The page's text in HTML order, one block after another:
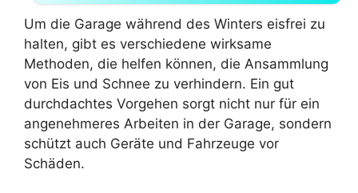
Um die Garage während des Winters eisfrei zu
halten, gibt es verschiedene wirksame
Methoden, die helfen können, die Ansammlung
von Eis und Schnee zu verhindern. Ein gut
durchdachtes Vorgehen sorgt nicht nur für ein
angenehmeres Arbeiten in der Garage, sondern
schützt auch Geräte und Fahrzeuge vor
Schäden.